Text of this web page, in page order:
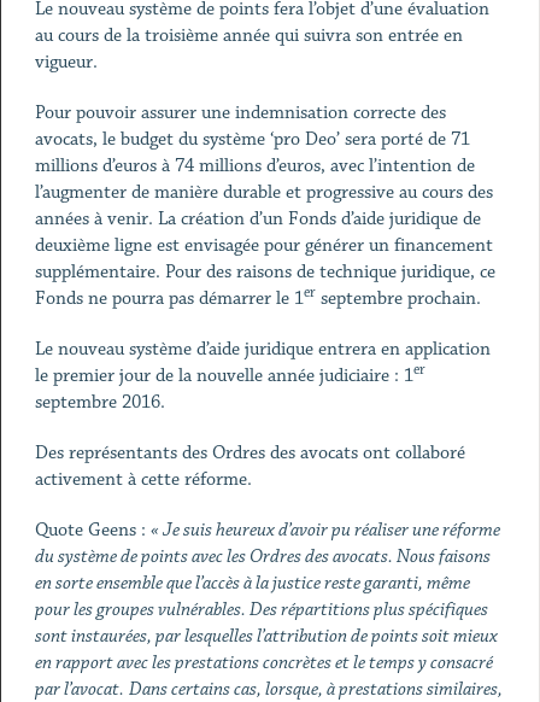
Le nouveau système de points fera l’objet d’une évaluation
au cours de la troisième année qui suivra son entrée en
vigueur.
Pour pouvoir assurer une indemnisation correcte des
avocats, le budget du système ‘pro Deo’ sera porté de 71
millions d’euros à 74 millions d’euros, avec l’intention de
l’augmenter de manière durable et progressive au cours des
années à venir. La création d’un Fonds d’aide juridique de
deuxième ligne est envisagée pour générer un financement
supplémentaire. Pour des raisons de technique juridique, ce
Fonds ne pourra pas démarrer le 1erseptembre prochain.
Le nouveau système d’aide juridique entrera en application
le premier jour de la nouvelle année judiciaire : 1er
septembre 2016.
Des représentants des Ordres des avocats ont collaboré
activement à cette réforme.
Quote Geens : « Je suis heureux d’avoir pu réaliser une réforme
du système de points avec les Ordres des avocats. Nous faisons
en sorte ensemble que l’accès à la justice reste garanti, même
pour les groupes vulnérables. Des répartitions plus spécifiques
sont instaurées, par lesquelles l’attribution de points soit mieux
en rapport avec les prestations concrètes et le temps y consacré
par l’avocat. Dans certains cas, lorsque, à prestations similaires,